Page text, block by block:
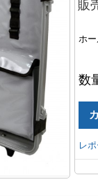
販
ホ
数
レ